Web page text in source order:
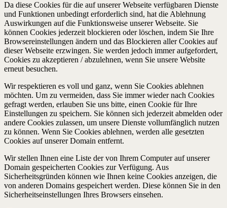
Da diese Cookies für die auf unserer Webseite verfügbaren Dienste
und Funktionen unbedingt erforderlich sind, hat die Ablehnung
Auswirkungen auf die Funktionsweise unserer Webseite. Sie
können Cookies jederzeit blockieren oder löschen, indem Sie Ihre
Browsereinstellungen ändern und das Blockieren aller Cookies auf
dieser Webseite erzwingen. Sie werden jedoch immer aufgefordert,
Cookies zu akzeptieren / abzulehnen, wenn Sie unsere Website
erneut besuchen.
Wir respektieren es voll und ganz, wenn Sie Cookies ablehnen
möchten. Um zu vermeiden, dass Sie immer wieder nach Cookies
gefragt werden, erlauben Sie uns bitte, einen Cookie für Ihre
Einstellungen zu speichern. Sie können sich jederzeit abmelden oder
andere Cookies zulassen, um unsere Dienste vollumfänglich nutzen
zu können. Wenn Sie Cookies ablehnen, werden alle gesetzten
Cookies auf unserer Domain entfernt.
Wir stellen Ihnen eine Liste der von Ihrem Computer auf unserer
Domain gespeicherten Cookies zur Verfügung. Aus
Sicherheitsgründen können wie Ihnen keine Cookies anzeigen, die
von anderen Domains gespeichert werden. Diese können Sie in den
Sicherheitseinstellungen Ihres Browsers einsehen.